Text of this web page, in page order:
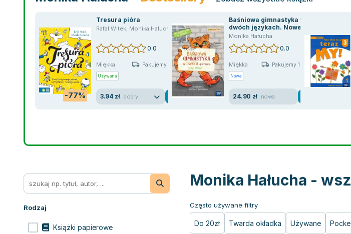
-77%
Tresura pióra
Rafał Witek, Monika Hałucha
0.0
Miękka Pakujemy jutro
Używana
3.94 zł dobry
Baśniowa gimnastyka w
dwóch językach. Nowe
zabawy
Monika Hałucha
0.0
Miękka Pakujemy 10.08
Nowa
24.90 zł nowa
Rodzaj
Książki papierowe
Monika Hałucha -
Często używane filtry
Do 20zł Twarda okładka Używane